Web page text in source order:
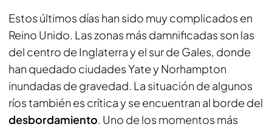
Estos últimos días han sido muy complicados en
Reino Unido. Las zonas más damnificadas son las
del centro de Inglaterra y el sur de Gales, donde
han quedado ciudades Yate y Norhampton
inundadas de gravedad. La situación de algunos
ríos también es crítica y se encuentran al borde del
desbordamiento. Uno de los momentos más